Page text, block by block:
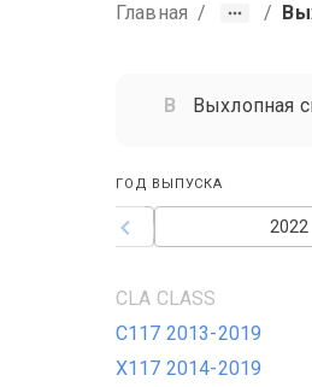
Главная / /
Выхлопная
ГОД ВЫПУСКА
2022
CLA CLASS
C117 2013-2019
X117 2014-2019